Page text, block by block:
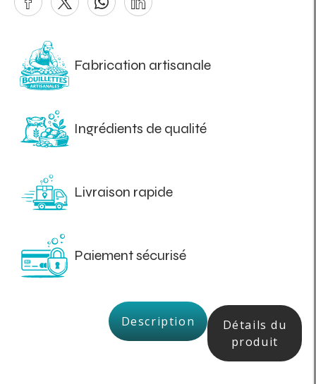
Fabrication artisanale
Ingrédients de qualité
Livraison rapide
Paiement sécurisé
Description
Détails du
produit